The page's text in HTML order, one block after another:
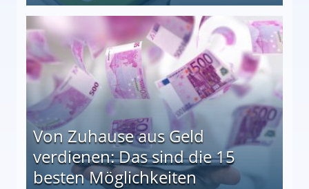
auf einen Blick
Von Zuhause aus Geld
verdienen: Das sind die 15
besten Möglichkeiten